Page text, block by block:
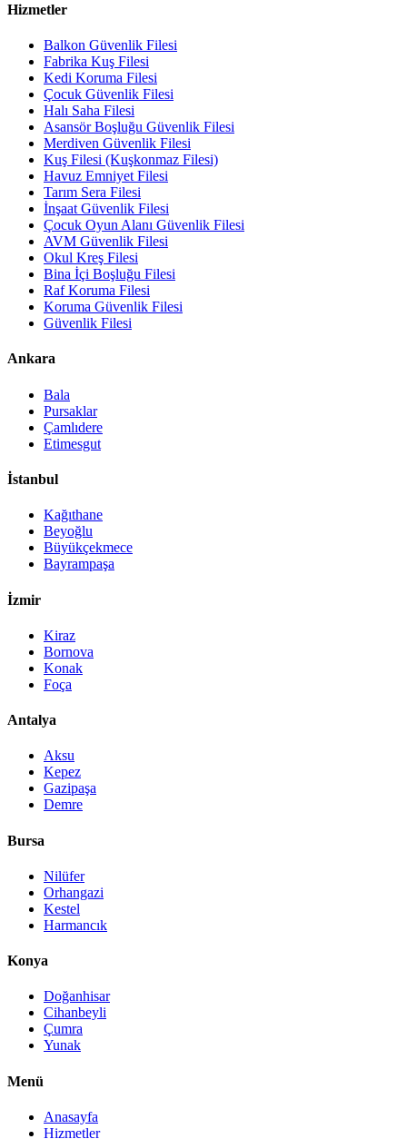
Hizmetler
Balkon Güvenlik Filesi
Fabrika Kuş Filesi
Kedi Koruma Filesi
Çocuk Güvenlik Filesi
Halı Saha Filesi
Asansör Boşluğu Güvenlik Filesi
Merdiven Güvenlik Filesi
Kuş Filesi (Kuşkonmaz Filesi)
Havuz Emniyet Filesi
Tarım Sera Filesi
İnşaat Güvenlik Filesi
Çocuk Oyun Alanı Güvenlik Filesi
AVM Güvenlik Filesi
Okul Kreş Filesi
Bina İçi Boşluğu Filesi
Raf Koruma Filesi
Koruma Güvenlik Filesi
Güvenlik Filesi
Ankara
Bala
Pursaklar
Çamlıdere
Etimesgut
İstanbul
Kağıthane
Beyoğlu
Büyükçekmece
Bayrampaşa
İzmir
Kiraz
Bornova
Konak
Foça
Antalya
Aksu
Kepez
Gazipaşa
Demre
Bursa
Nilüfer
Orhangazi
Kestel
Harmancık
Konya
Doğanhisar
Cihanbeyli
Çumra
Yunak
Menü
Anasayfa
Hizmetler